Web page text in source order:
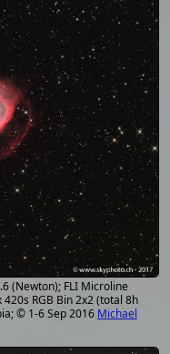
(Newton); FLI Microline
RGB Bin 2x2 (total 8h
© 1-6 Sep 2016 Michael